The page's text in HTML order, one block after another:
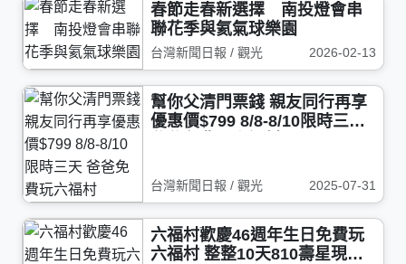
春節走春新選擇 南投燈會串
聯花季與氦氣球樂園
台灣新聞日報 / 觀光 2026-02-13
幫你父清門票錢 親友同行再享
優惠價$799 8/8-8/10限時三天
台灣新聞日報 / 觀光 2025-07-31
六福村歡慶46週年生日免費玩
六福村 整整10天810壽星現省1